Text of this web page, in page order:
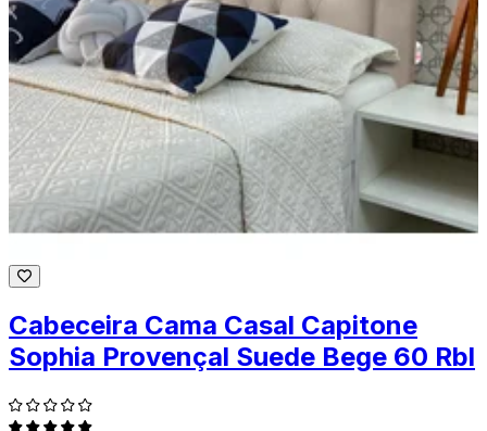
Cabeceira Cama Casal Capitone
Sophia Provençal Suede Bege 60 Rbl